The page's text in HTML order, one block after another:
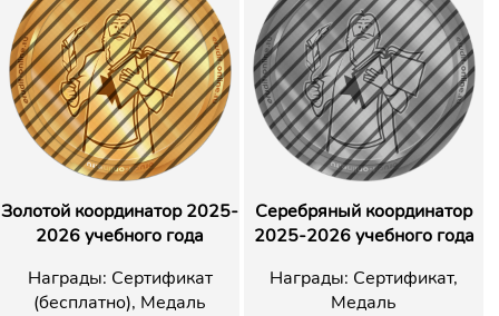
Золотой координатор 2025-
2026 учебного года
Награды: Сертификат
(бесплатно), Медаль
Серебряный координатор
2025-2026 учебного года
Награды: Сертификат,
Медаль